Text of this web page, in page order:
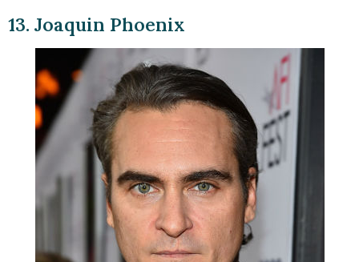
13. Joaquin Phoenix